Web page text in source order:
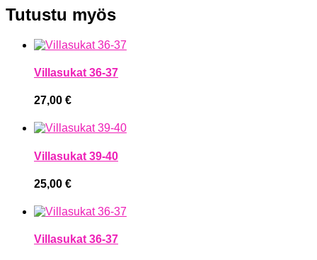
Tutustu myös
Villasukat 36-37
27,00 €
Villasukat 39-40
25,00 €
Villasukat 36-37